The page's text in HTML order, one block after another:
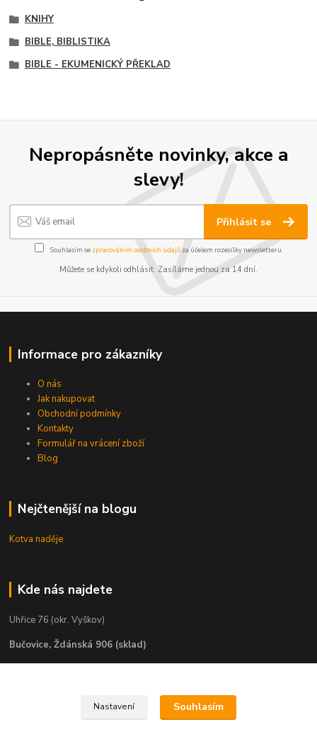
KNIHY
BIBLE, BIBLISTIKA
BIBLE - EKUMENICKÝ PŘEKLAD
Nepropásněte novinky, akce a
slevy!
Přihlásit se
Souhlasím se zpracováním osobních údajůza účelem rozesílky newsletteru.
Můžete se kdykoli odhlásit. Zasíláme jednou za 14 dní.
Informace pro zákazníky
O nás
Jak nakupovat
Obchodní podmínky
Kontakty
Formulář na vrácení zboží
Blog
Nejčtenější na blogu
Kotva naděje
Kde nás najdete
Uhřice 76 (okr. Vyškov)
Bučovice, Ždánská 906 (sklad)
České Budějovice, U Černé věže 71/4
Uherské Hradiště, Mariánské náměstí 200
Nastavení Souhlasím